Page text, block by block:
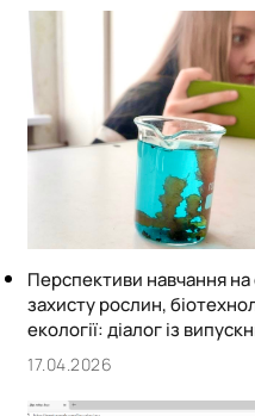
Перспективи навчання на
захисту рослин,
екології: діалог із
17.04.2026